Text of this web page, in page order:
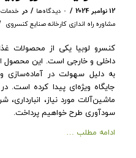
۱۲ نوامبر ۲۰۲۴ / ۰ دیدگاه‌ها / در
مشاوره راه اندازی کارخانه صنایع کنسروی
کنسرو لوبیا یکی از محصولات
داخلی و خارجی است. این محصول از
به دلیل سهولت در آماده‌سازی
جایگاه ویژه‌ای پیدا کرده است.
ماشین‌آلات مورد نیاز، انبارداری،
سودآوری طرح خواهیم پرداخت.
ادامه مطلب …